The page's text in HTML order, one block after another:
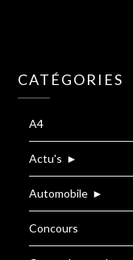
CATÉGORIES
A4
Actu's ►
Automobile ►
Concours